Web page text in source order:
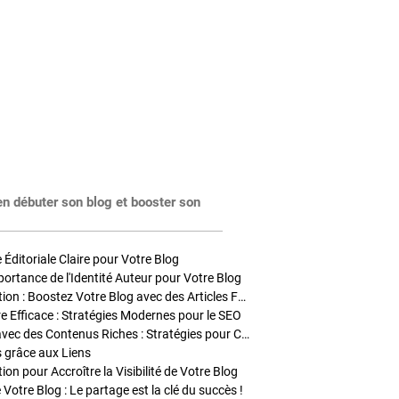
débuter son blog et booster son
Éditoriale Claire pour Votre Blog
de l'Identité Auteur pour Votre Blog
Stratégies de Publication : Boostez Votre Blog avec des Articles Fréquents et Exclusifs
Efficace : Stratégies Modernes pour le SEO
Enrichir Vos Articles avec des Contenus Riches : Stratégies pour Captiver et Optimiser
grâce aux Liens
pour Accroître la Visibilité de Votre Blog
Blog : Le partage est la clé du succès !